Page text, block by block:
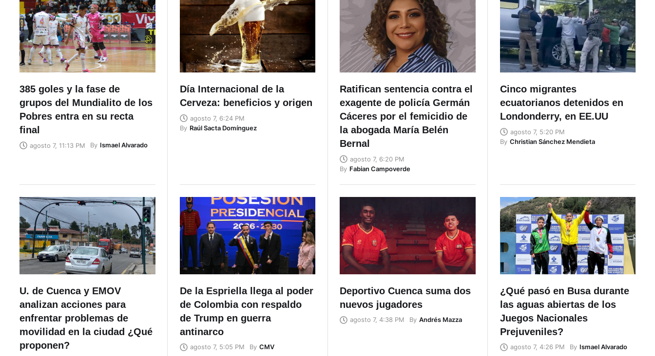
385 goles y la fase de
grupos del Mundialito de los
Pobres entra en su recta
final
agosto 7, 11:13 PM By Ismael Alvarado
Día Internacional de la
Cerveza: beneficios y origen
agosto 7, 6:24 PM
By Raúl Sacta Domínguez
Ratifican sentencia contra el
exagente de policía Germán
Cáceres por el femicidio de
la abogada María Belén
Bernal
agosto 7, 6:20 PM
By Fabian Campoverde
Cinco migrantes
ecuatorianos detenidos en
Londonderry, en EE.UU
agosto 7, 5:20 PM
By Christian Sánchez Mendieta
U. de Cuenca y EMOV
analizan acciones para
enfrentar problemas de
movilidad en la ciudad ¿Qué
proponen?
De la Espriella llega al poder
de Colombia con respaldo
de Trump en guerra
antinarco
agosto 7, 5:05 PM By CMV
Deportivo Cuenca suma dos
nuevos jugadores
agosto 7, 4:38 PM By Andrés Mazza
¿Qué pasó en Busa durante
las aguas abiertas de los
Juegos Nacionales
Prejuveniles?
agosto 7, 4:26 PM By Ismael Alvarado